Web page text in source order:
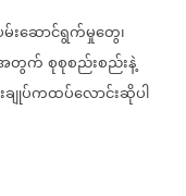
မ်းဆောင်ရွက်မှုတွေ၊
အတွက်စုစုစည်းစည်းနဲ့
ပ်ကထပ်လောင်းဆိုပါ